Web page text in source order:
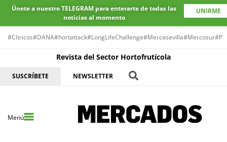
Únete a nuestro TELEGRAM para enterarte de todas las
noticias al momento
UNIRME
#Cítricos#DANA#hortattack#LongLifeChallenge#Mercasevilla#Mercosur
Revista del Sector Hortofrutícola
SUSCRÍBETE NEWSLETTER
Menú